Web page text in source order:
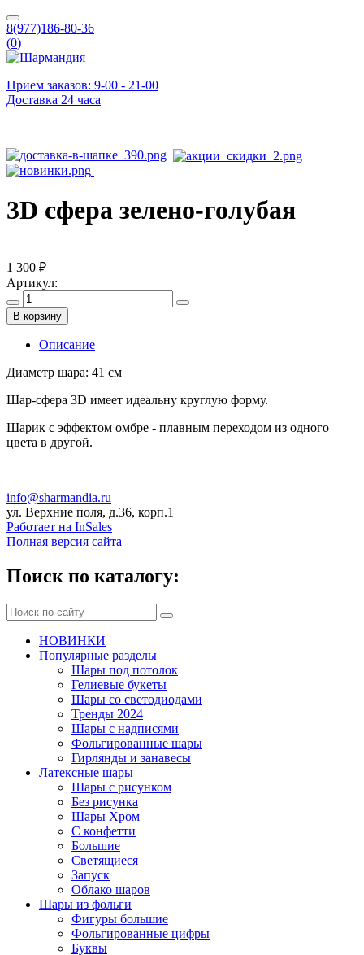
8(977)186-80-36
(0)
Прием заказов: 9-00 - 21-00
Доставка 24 часа
3D сфера зелено-голубая
1 300 ₽
Артикул:
В корзину
Описание
Диаметр шара: 41 см
Шар-сфера 3D имеет идеальну круглую форму.
Шарик с эффектом омбре - плавным переходом из одного
цвета в другой.
info@sharmandia.ru
ул. Верхние поля, д.36, корп.1
Работает на InSales
Полная версия сайта
Поиск по каталогу:
НОВИНКИ
Популярные разделы
Шары под потолок
Гелиевые букеты
Шары со светодиодами
Тренды 2024
Шары с надписями
Фольгированные шары
Гирлянды и занавесы
Латексные шары
Шары с рисунком
Без рисунка
Шары Хром
C конфетти
Большие
Светящиеся
Запуск
Облако шаров
Шары из фольги
Фигуры большие
Фольгированные цифры
Буквы